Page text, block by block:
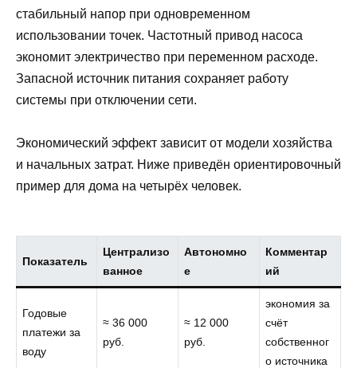
стабильный напор при одновременном
использовании точек. Частотный привод насоса
экономит электричество при переменном расходе.
Запасной источник питания сохраняет работу
системы при отключении сети.
Экономический эффект зависит от модели хозяйства
и начальных затрат. Ниже приведён ориентировочный
пример для дома на четырёх человек.
Показатель
Централизо
ванное
Автономно
е
Комментар
ий
Годовые
платежи за
воду
≈ 36 000
руб.
≈ 12 000
руб.
экономия за
счёт
собственног
о источника